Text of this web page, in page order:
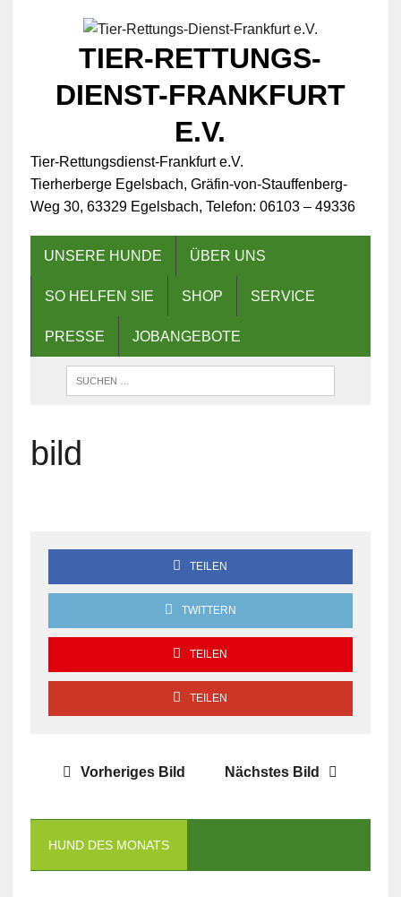
TIER-RETTUNGS-
DIENST-FRANKFURT
E.V.
Tier-Rettungsdienst-Frankfurt e.V.
Tierherberge Egelsbach, Gräfin-von-Stauffenberg-
Weg 30, 63329 Egelsbach, Telefon: 06103 – 49336
UNSERE HUNDE ÜBER UNS
SO HELFEN SIE SHOP SERVICE
PRESSE JOBANGEBOTE
bild
TEILEN
TWITTERN
TEILEN
TEILEN
Vorheriges Bild Nächstes Bild
HUND DES MONATS